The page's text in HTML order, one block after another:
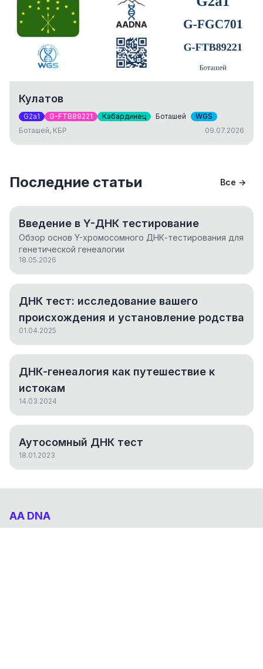
Кулатов
G2a1 G-FTB89221 Кабардинец Боташей
WGS
Боташей, КБР
09.07.2026
Последние статьи Все →
Введение в Y-ДНК тестирование
Обзор основ Y-хромосомного ДНК-тестирования для
генетической генеалогии
18.05.2026
ДНК тест: исследование вашего
происхождения и установление родства
01.04.2025
ДНК-генеалогия как путешествие к
истокам
14.03.2024
Аутосомный ДНК тест
18.01.2023
AA DNA